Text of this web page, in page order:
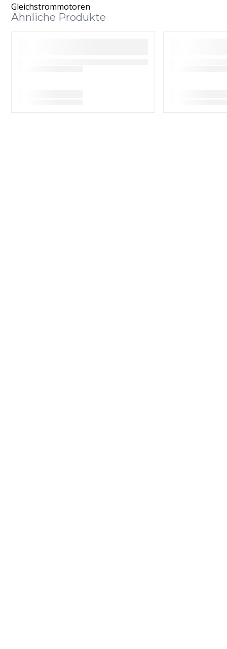
Gleichstrommotoren
Ähnliche Produkte